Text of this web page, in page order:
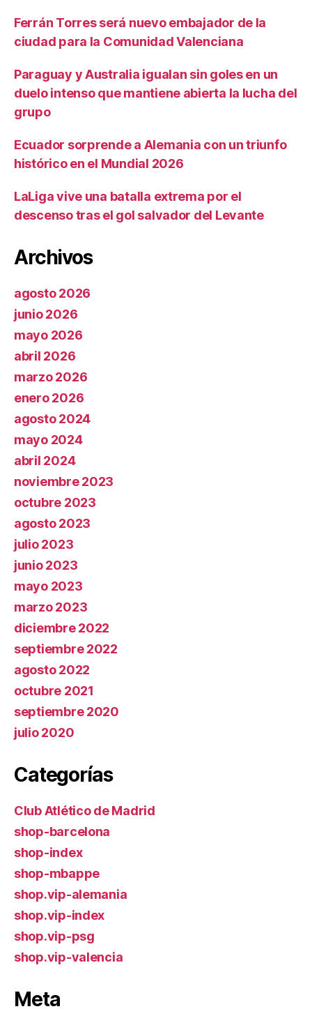
Ferrán Torres será nuevo embajador de la
ciudad para la Comunidad Valenciana
Paraguay y Australia igualan sin goles en un
duelo intenso que mantiene abierta la lucha del
grupo
Ecuador sorprende a Alemania con un triunfo
histórico en el Mundial 2026
LaLiga vive una batalla extrema por el
descenso tras el gol salvador del Levante
Archivos
agosto 2026
junio 2026
mayo 2026
abril 2026
marzo 2026
enero 2026
agosto 2024
mayo 2024
abril 2024
noviembre 2023
octubre 2023
agosto 2023
julio 2023
junio 2023
mayo 2023
marzo 2023
diciembre 2022
septiembre 2022
agosto 2022
octubre 2021
septiembre 2020
julio 2020
Categorías
Club Atlético de Madrid
shop-barcelona
shop-index
shop-mbappe
shop.vip-alemania
shop.vip-index
shop.vip-psg
shop.vip-valencia
Meta